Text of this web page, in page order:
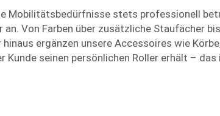
Mobilitätsbedürfnisse stets professionell
Von Farben über zusätzliche Staufächer
ergänzen unsere Accessoires wie
seinen persönlichen Roller erhält –